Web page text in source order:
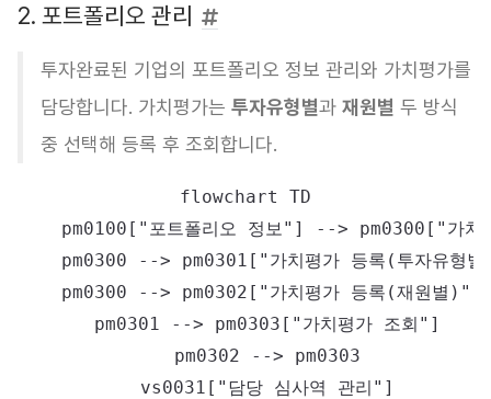
2. 포트폴리오 관리
투자완료된 기업의 포트폴리오 정보 관리와 가치평가를
담당합니다. 가치평가는 투자유형별과 재원별 두 방식
중 선택해 등록 후 조회합니다.
flowchart TD
pm0100["포트폴리오 정보"] --> pm0300["가치
pm0300 --> pm0301["가치평가 등록(투자유형
    pm0300 --> pm0302["가치평가 등록(재원별)"]
    pm0301 --> pm0303["가치평가 조회"]
    pm0302 --> pm0303
    vs0031["담당 심사역 관리"]